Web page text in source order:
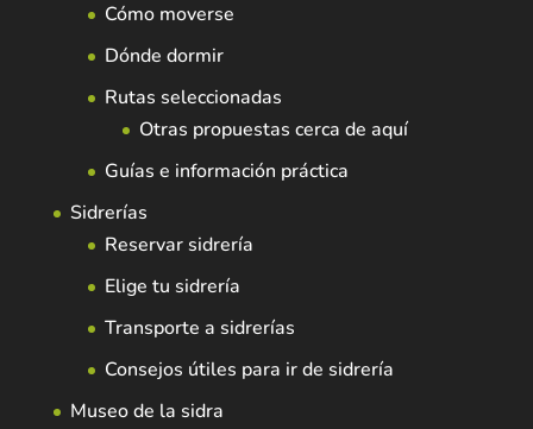
Cómo moverse
Dónde dormir
Rutas seleccionadas
Otras propuestas cerca de aquí
Guías e información práctica
Sidrerías
Reservar sidrería
Elige tu sidrería
Transporte a sidrerías
Consejos útiles para ir de sidrería
Museo de la sidra